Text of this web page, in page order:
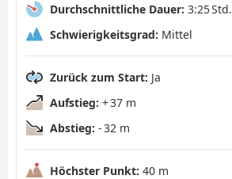
Durchschnittliche Dauer: 3:25 Std.
Schwierigkeitsgrad: Mittel
Zurück zum Start: Ja
Aufstieg: + 37 m
Abstieg: - 32 m
Höchster Punkt: 40 m